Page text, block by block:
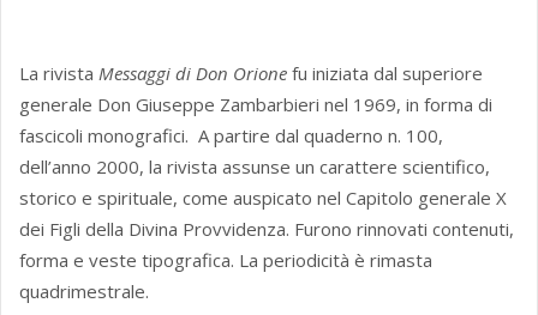
La rivista Messaggi di Don Orione fu iniziata dal superiore
generale Don Giuseppe Zambarbieri nel 1969, in forma di
fascicoli monografici. A partire dal quaderno n. 100,
dell’anno 2000, la rivista assunse un carattere scientifico,
storico e spirituale, come auspicato nel Capitolo generale X
dei Figli della Divina Provvidenza. Furono rinnovati contenuti,
forma e veste tipografica. La periodicità è rimasta
quadrimestrale.